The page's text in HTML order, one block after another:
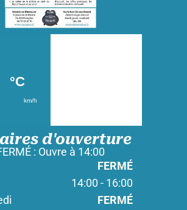
d'ouverture
: Ouvre à 14:00
FERMÉ
14:00 - 16:00
FERMÉ